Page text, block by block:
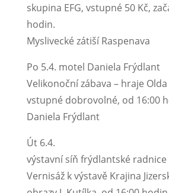
skupina EFG, vstupné 50 Kč,
hodin.
Myslivecké zátiší Raspenava
Po 5.4. motel Daniela Frýdlant
Velikonoční zábava – hraje Olda
vstupné dobrovolné, od 16:00
Daniela Frýdlant
Út 6.4.
výstavní síň frýdlantské radnice
Vernisáž k výstavě Krajina